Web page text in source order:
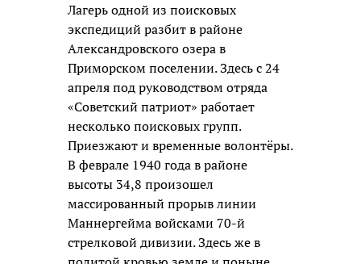
Лагерь одной из поисковых
экспедиций разбит в районе
Александровского озера в
Приморском поселении. Здесь с 24
апреля под руководством отряда
«Советский патриот» работает
несколько поисковых групп.
Приезжают и временные волонтёры.
В феврале 1940 года в районе
высоты 34,8 произошел
массированный прорыв линии
Маннергейма войсками 70-й
стрелковой дивизии. Здесь же в